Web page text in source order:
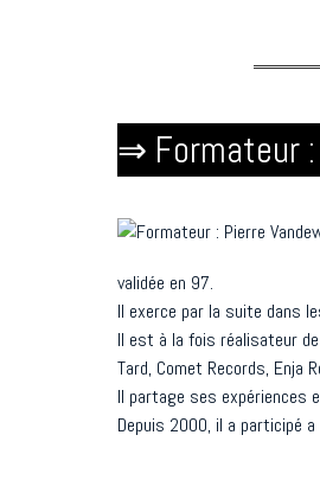
⇒ Formateur :
validée en 97.
Il exerce par la suite dans
Il est à la fois réalisateur
Tard, Comet Records, Enja
Il partage ses expériences
Depuis 2000, il a participé